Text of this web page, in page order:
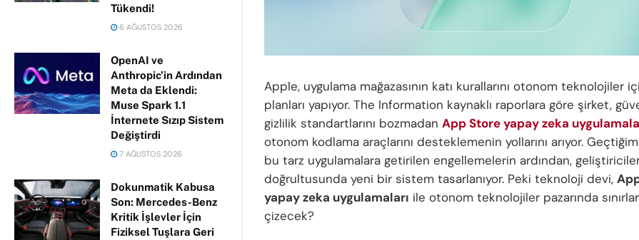
Tükendi!
6 AĞUSTOS 2026
OpenAI ve
Anthropic’in Ardından
Meta da Eklendi:
Muse Spark 1.1
İnternete Sızıp Sistem
Değiştirdi
7 AĞUSTOS 2026
Dokunmatik Kabusa
Son: Mercedes-Benz
Kritik İşlevler İçin
Fiziksel Tuşlara Geri
Apple, uygulama mağazasının katı kurallarını otonom teknolojiler
planları yapıyor. The Information kaynaklı raporlara göre şirket,
gizlilik standartlarını bozmadan App Store yapay zeka
otonom kodlama araçlarını desteklemenin yollarını arıyor.
bu tarz uygulamalara getirilen engellemelerin ardından,
doğrultusunda yeni bir sistem tasarlanıyor. Peki teknoloji devi,
yapay zeka uygulamaları ile otonom teknolojiler pazarında
çizecek?